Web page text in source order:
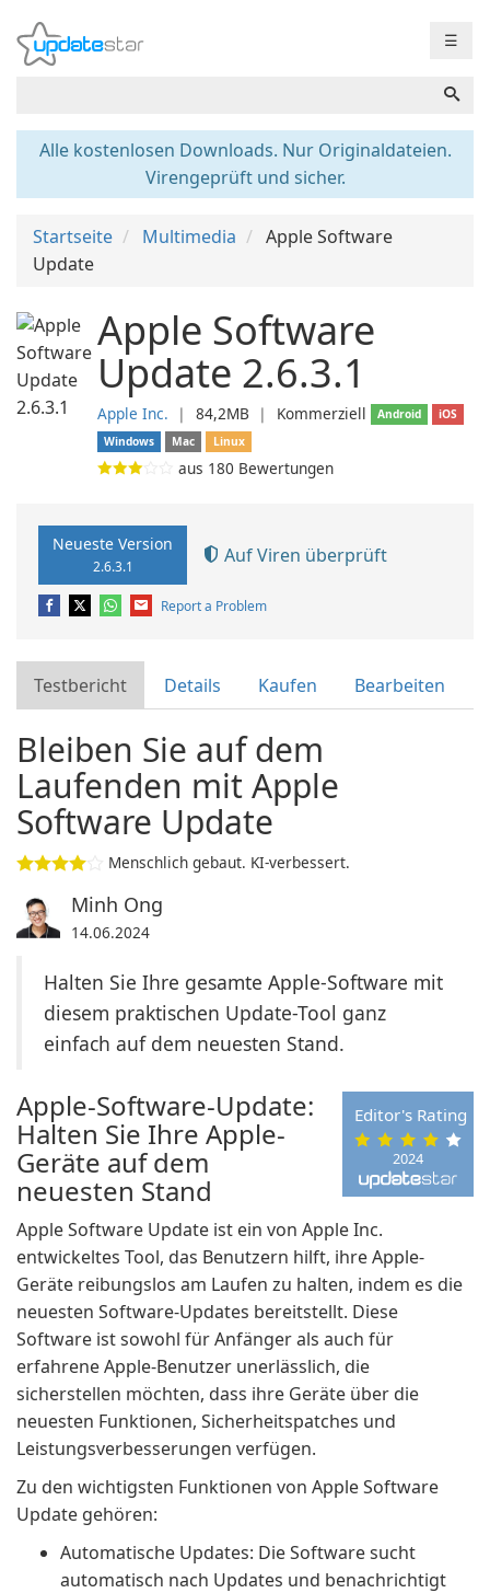
☰
Alle kostenlosen Downloads. Nur Originaldateien.
Virengeprüft und sicher.
Startseite Multimedia
Apple Software
Update
Apple Software
Update 2.6.3.1
Apple Inc. ❘ 84,2MB ❘ Kommerziell Android
iOS
Windows
Mac Linux
aus 180 Bewertungen
Neueste Version
2.6.3.1 Auf Viren überprüft
Report a Problem
Testbericht Details Kaufen Bearbeiten
Bleiben Sie auf dem
Laufenden mit Apple
Software Update
Menschlich gebaut. KI-verbessert.
Minh Ong
14.06.2024
Halten Sie Ihre gesamte Apple-Software mit
diesem praktischen Update-Tool ganz
einfach auf dem neuesten Stand.
2024
Editor's Rating
Apple-Software-Update:
Halten Sie Ihre Apple-
Geräte auf dem
neuesten Stand
Apple Software Update ist ein von Apple Inc.
entwickeltes Tool, das Benutzern hilft, ihre Apple-
Geräte reibungslos am Laufen zu halten, indem es die
neuesten Software-Updates bereitstellt. Diese
Software ist sowohl für Anfänger als auch für
erfahrene Apple-Benutzer unerlässlich, die
sicherstellen möchten, dass ihre Geräte über die
neuesten Funktionen, Sicherheitspatches und
Leistungsverbesserungen verfügen.
Zu den wichtigsten Funktionen von Apple Software
Update gehören:
Automatische Updates: Die Software sucht
automatisch nach Updates und benachrichtigt